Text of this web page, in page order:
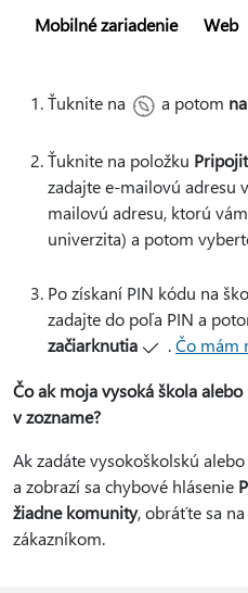
Mobilné zariadenie Web
Ťuknite na a potom
Ťuknite na položku
zadajte e-mailovú adresu
mailovú adresu, ktorú
univerzita) a potom
Po získaní PIN kódu na
zadajte do poľa PIN a
začiarknutia
.Čo mám
Čo ak moja vysoká škola
v zozname?
Ak zadáte vysokoškolskú
a zobrazí sa chybové hlásenie
žiadne komunity, obráťte sa
zákazníkom.